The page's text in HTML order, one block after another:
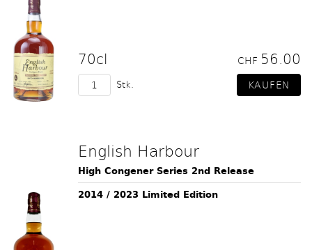
70cl CHF 56.00
Stk.
English Harbour
High Congener Series 2nd Release
2014 / 2023 Limited Edition